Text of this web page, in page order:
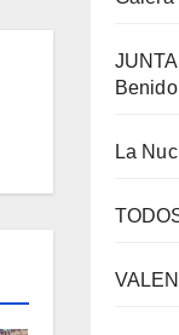
La